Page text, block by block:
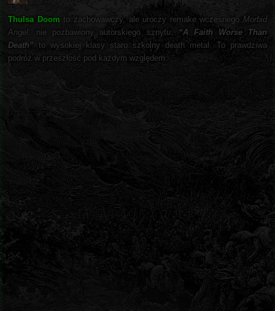
Thulsa Doom to zachowawczy, ale uroczy remake wczesnego Morbid
Angel , nie pozbawiony autorskiego sznytu. “A Faith Worse Than
Death” to wysokiej klasy staro szkolny death metal. To prawdziwa
podróż w przeszłość pod każdym względem.